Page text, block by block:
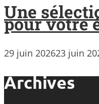
Une
pour votre
29 juin 202623 juin
Archives